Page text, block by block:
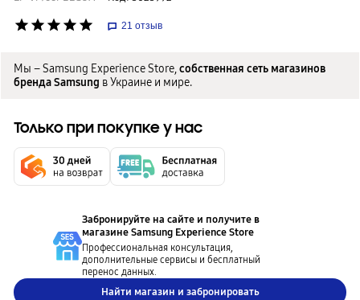
star star star star star 21 отзыв
Мы – Samsung Experience Store,собственная сеть магазинов
бренда Samsung в Украине и мире.
Только при покупке у нас
Забронируйте на сайте и получите в
магазинеSamsung Experience Store
Профессиональная консультация,
дополнительные сервисы и бесплатный
перенос данных.
Найти магазин и забронировать